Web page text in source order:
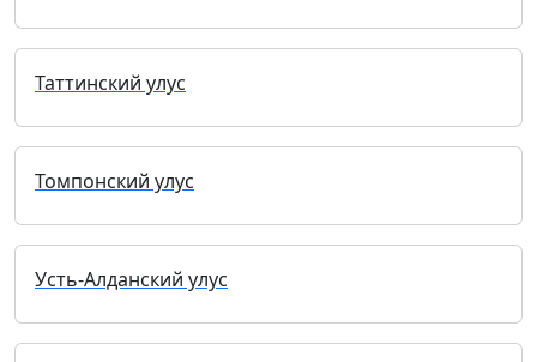
Таттинский улус
Томпонский улус
Усть-Алданский улус